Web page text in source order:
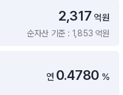
2,317 억원
순자산 기준 : 1,853 억원
연 0.4780 %
ETF 랭킹 · ETF 찾기 · 종목찾기